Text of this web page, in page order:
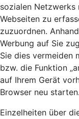
sozialen Netzwerks
Webseiten zu
zuzuordnen.
Werbung auf Sie
Sie dies vermeiden
bzw. die Funktion
auf Ihrem Gerät
Browser neu starten.
Einzelheiten über